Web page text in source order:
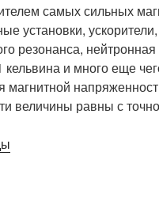
самых сильных
установки,
резонанса,
и много еще
магнитной
величины равны с